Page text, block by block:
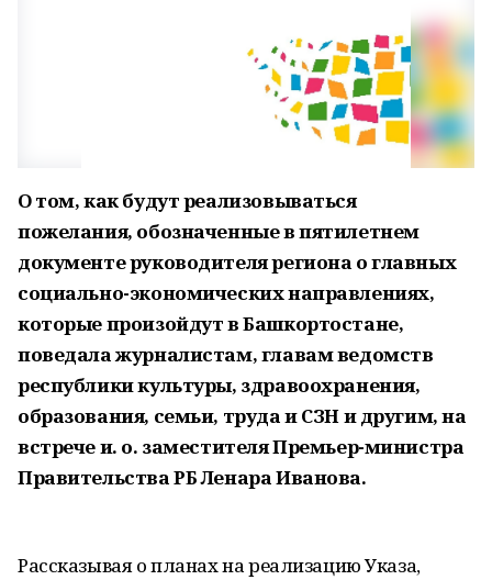
О том, как будут реализовываться
пожелания, обозначенные в пятилетнем
документе руководителя региона о главных
социально-экономических направлениях,
которые произойдут в Башкортостане,
поведала журналистам, главам ведомств
республики культуры, здравоохранения,
образования, семьи, труда и СЗН и другим, на
встрече и. о. заместителя Премьер-министра
Правительства РБ Ленара Иванова.
Рассказывая о планах на реализацию Указа,